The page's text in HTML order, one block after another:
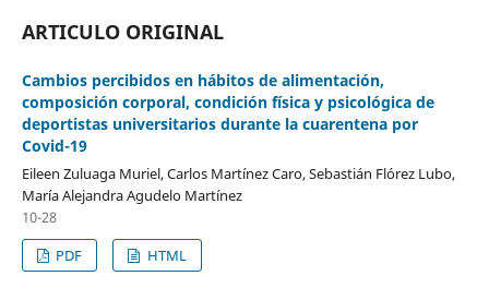
ARTICULO ORIGINAL
Cambios percibidos en hábitos de alimentación,
composición corporal, condición física y psicológica de
deportistas universitarios durante la cuarentena por
Covid-19
Eileen Zuluaga Muriel, Carlos Martínez Caro, Sebastián Flórez Lubo,
María Alejandra Agudelo Martínez
10-28
PDF
HTML